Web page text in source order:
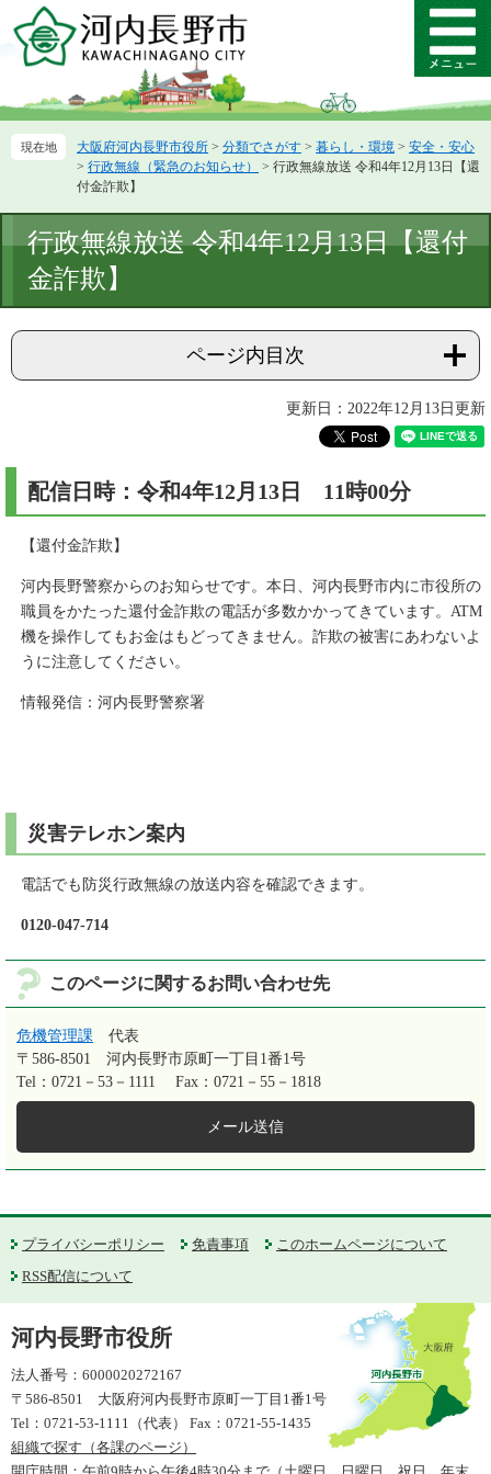
ー
先
ニ
を
本
文
メ
ニ
ー
大阪府河内長野市役所 > 分類でさがす > 暮らし・環境 > 安全・安心
> 行政無線（緊急のお知らせ） > 行政無線放送 令和4年12月13日【還
付金詐欺】
文
行政無線放送 令和4年12月13日【還付
金詐欺】
ページ内目次
更新日：2022年12月13日更新
配信日時：令和4年12月13日 11時00分
【還付金詐欺】
河内長野警察からのお知らせです。本日、河内長野市内に市役所の
職員をかたった還付金詐欺の電話が多数かかってきています。ATM
機を操作してもお金はもどってきません。詐欺の被害にあわないよ
うに注意してください。
情報発信：河内長野警察署
災害テレホン案内
電話でも防災行政無線の放送内容を確認できます。
0120-047-714
このページに関するお問い合わせ先
危機管理課
代表
〒586-8501
河内長野市原町一丁目1番1号
Tel：0721－53－1111
Fax：0721－55－1818
メール送信
プライバシーポリシー 免責事項
このホームページについて
RSS配信について
河内長野市役所
法人番号：6000020272167
〒586-8501 大阪府河内長野市原町一丁目1番1号
Tel：0721-53-1111（代表） Fax：0721-55-1435
組織で探す（各課のページ）